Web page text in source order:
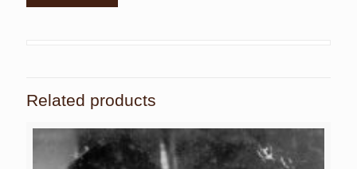
Related products